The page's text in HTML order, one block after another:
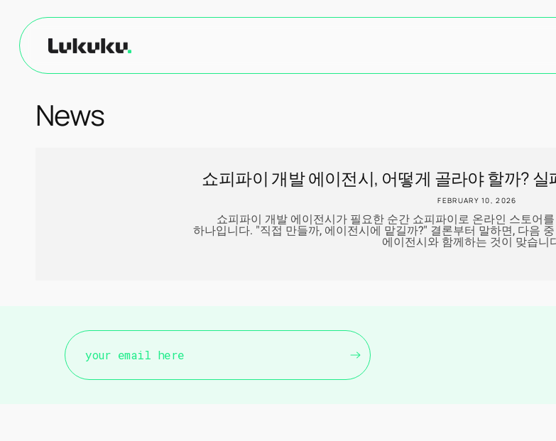
content
News
쇼피파이 개발 에이전시, 어떻게 골라야 할까?
FEBRUARY 10, 2026
쇼피파이 개발 에이전시가 필요한 순간 쇼피파이로 온라인 스토어
하나입니다. "직접 만들까, 에이전시에 맡길까?" 결론부터 말하면, 다음
에이전시와 함께하는 것이 맞습니
your email here